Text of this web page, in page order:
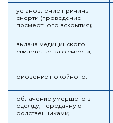
установление причины
смерти (проведение
посмертного вскрытия);
выдача медицинского
свидетельства о смерти;
омовение покойного;
облачение умершего в
одежду, переданную
родственниками;